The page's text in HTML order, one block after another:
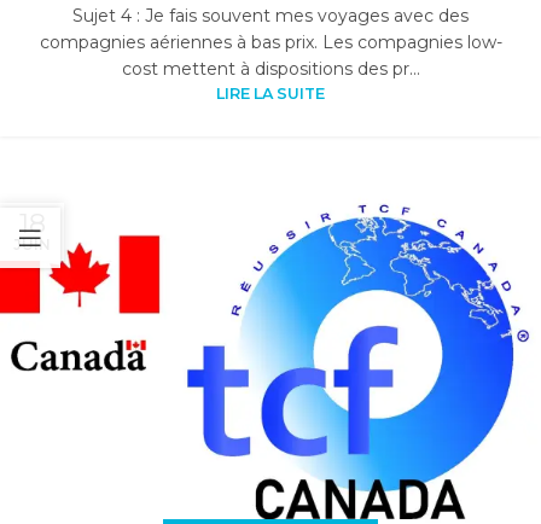
Sujet 4 : Je fais souvent mes voyages avec des
compagnies aériennes à bas prix. Les compagnies low-
cost mettent à dispositions des pr...
LIRE LA SUITE
18
JUIN